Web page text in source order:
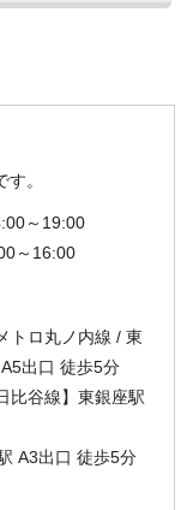
。
～19:00
～16:00
トロ丸ノ内線 / 東
出口 徒歩5分
比谷線】東銀座駅
A3出口 徒歩5分